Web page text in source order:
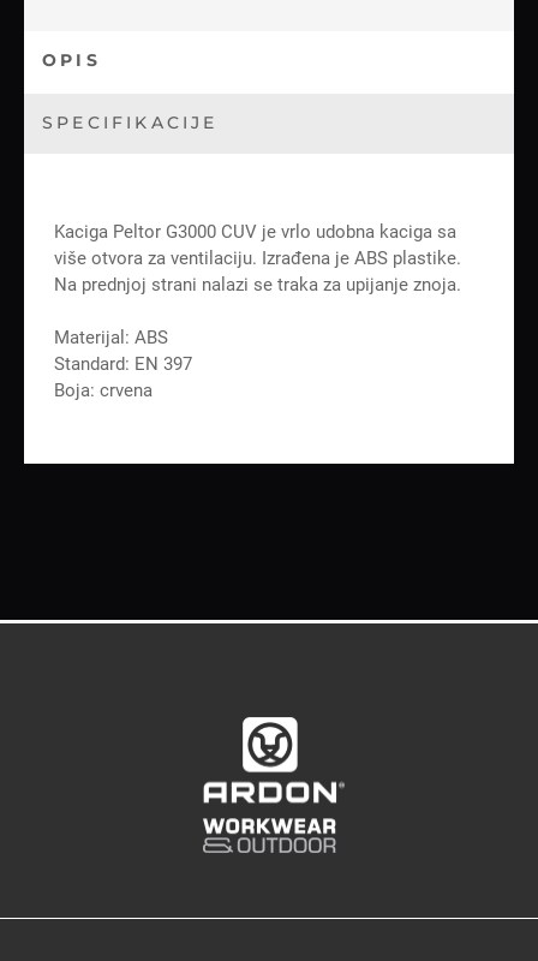
OPIS
SPECIFIKACIJE
Kaciga Peltor G3000 CUV je vrlo udobna kaciga sa
više otvora za ventilaciju. Izrađena je ABS plastike.
Na prednjoj strani nalazi se traka za upijanje znoja.
Materijal: ABS
Standard: EN 397
Boja: crvena